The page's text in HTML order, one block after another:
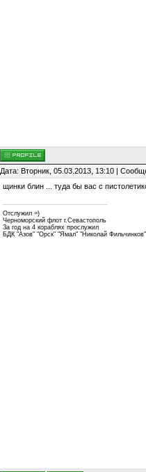
Дата: Вторник, 05.03.2013, 13:10 |
щинки блин ... туда бы вас с
Отслужил =)
Черноморский флот г.Севастополь
За год на 4 кораблях прослужил
БДК "Азов" "Орск" "Ямал" "Николай Фильчинков"